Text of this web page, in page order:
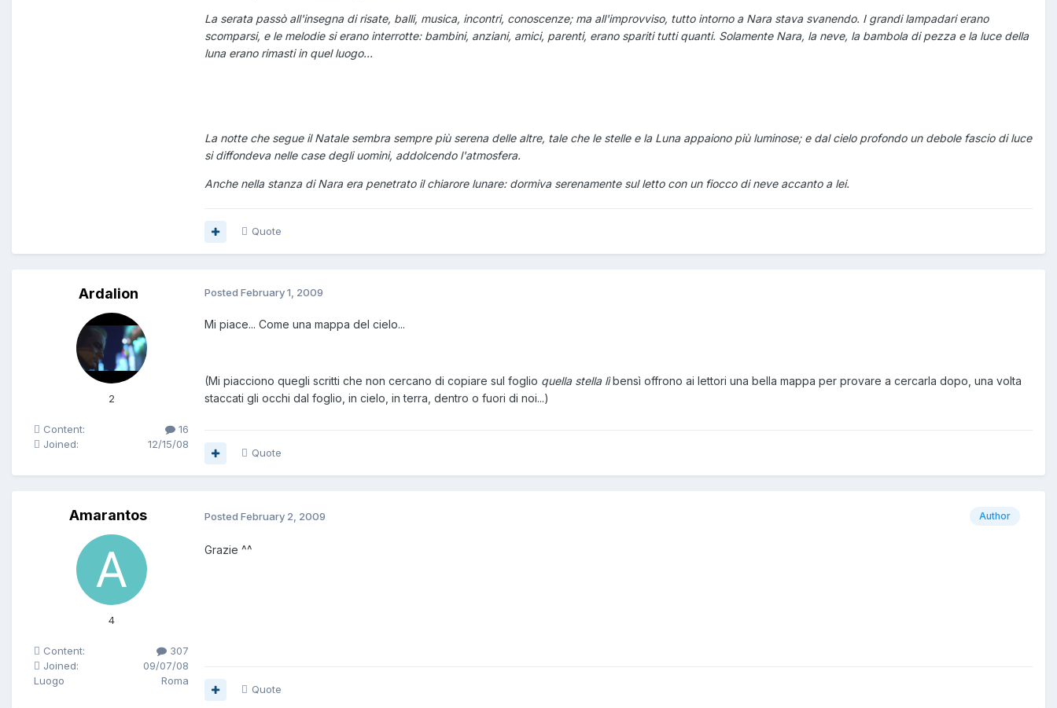
La serata passò all'insegna di risate, balli, musica, incontri, conoscenze; ma all'improvviso, tutto intorno a Nara stava svanendo. I grandi lampadari erano
scomparsi, e le melodie si erano interrotte: bambini, anziani, amici, parenti, erano spariti tutti quanti. Solamente Nara, la neve, la bambola di pezza e la luce della
luna erano rimasti in quel luogo...
La notte che segue il Natale sembra sempre più serena delle altre, tale che le stelle e la Luna appaiono più luminose; e dal cielo profondo un debole fascio di luce
si diffondeva nelle case degli uomini, addolcendo l'atmosfera.
Anche nella stanza di Nara era penetrato il chiarore lunare: dormiva serenamente sul letto con un fiocco di neve accanto a lei.
Quote
Ardalion
2
Content:
16
Joined:
12/15/08
Posted February 1, 2009
Mi piace... Come una mappa del cielo...
(Mi piacciono quegli scritti che non cercano di copiare sul foglio quella stella lìbensì offrono ai lettori una bella mappa per provare a cercarla dopo, una volta
staccati gli occhi dal foglio, in cielo, in terra, dentro o fuori di noi...)
Quote
Amarantos
4
Content:
307
Joined:
09/07/08
Luogo
Roma
Author
Posted February 2, 2009
Grazie ^^
Quote